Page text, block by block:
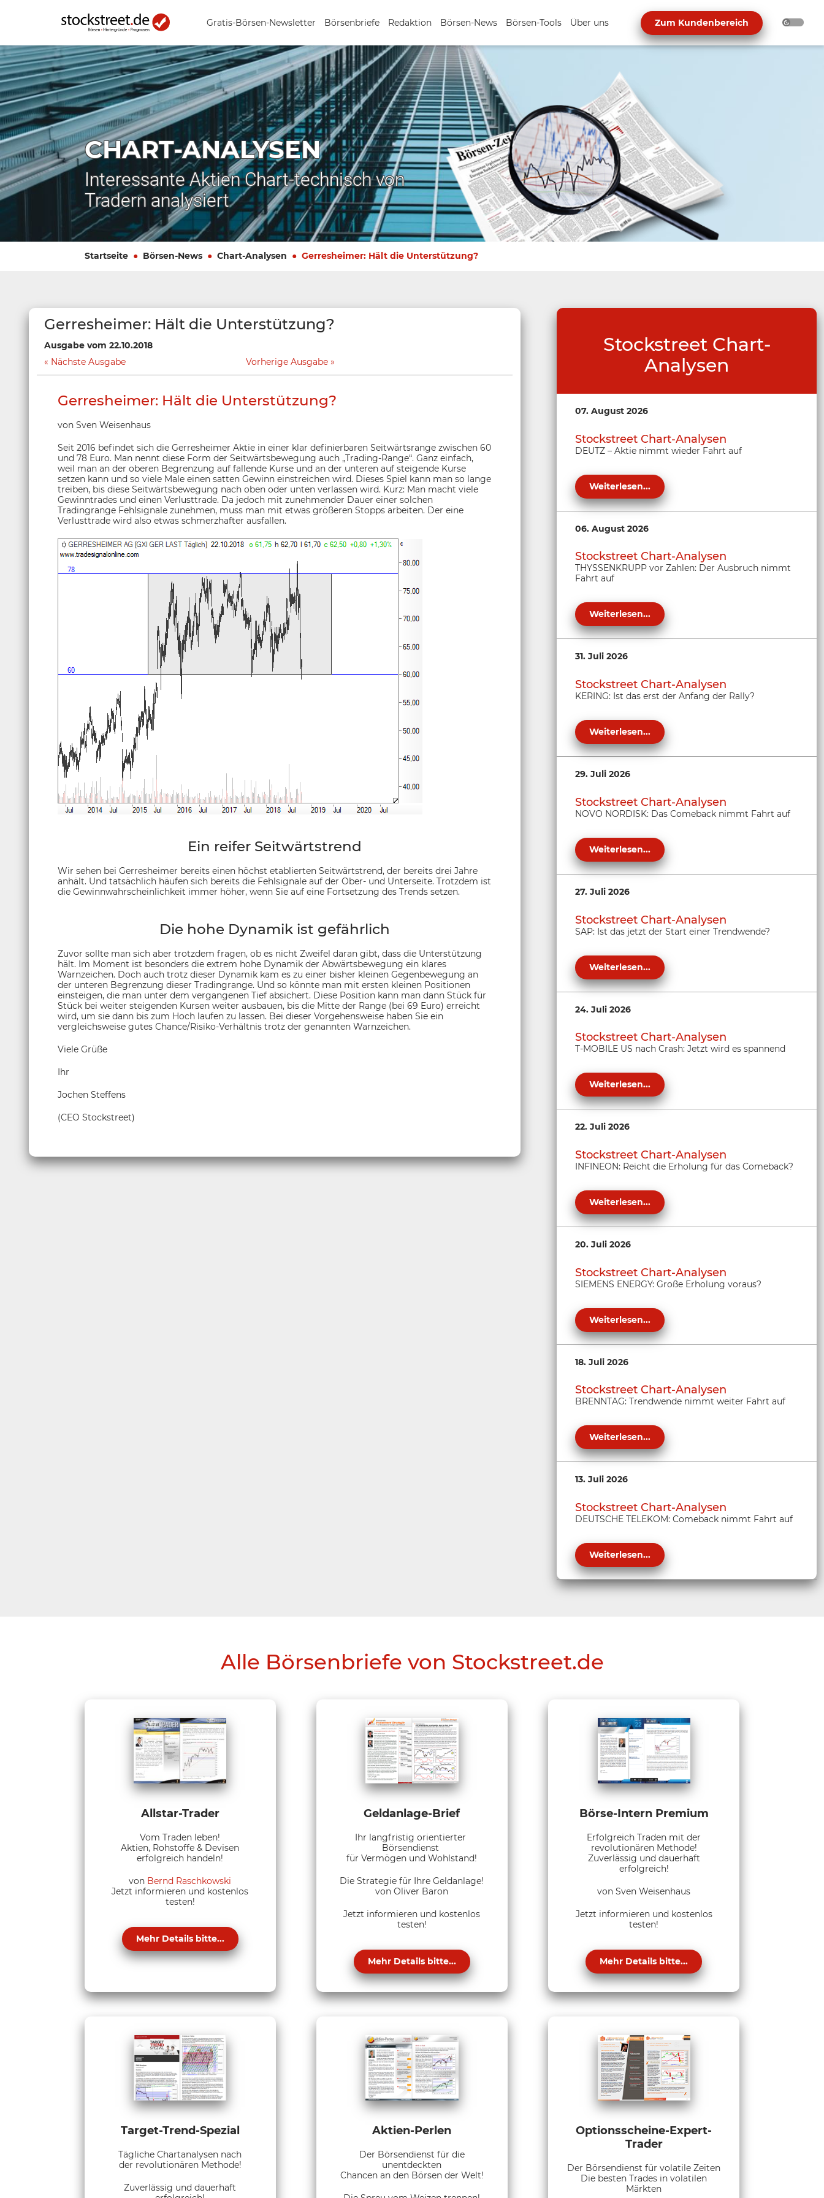
Gratis-Börsen-Newsletter Börsenbriefe Redaktion Börsen-News Börsen-Tools Über uns Zum Kundenbereich
CHART-ANALYSEN
Interessante Aktien Chart-technisch von
Tradern analysiert
Startseite Börsen-News Chart-Analysen Gerresheimer: Hält die Unterstützung?
Gerresheimer: Hält die Unterstützung?
Ausgabe vom 22.10.2018
Nächste Ausgabe
Vorherige Ausgabe
Gerresheimer: Hält die Unterstützung?
von Sven Weisenhaus
Seit 2016 befindet sich die Gerresheimer Aktie in einer klar definierbaren Seitwärtsrange zwischen 60
und 78 Euro. Man nennt diese Form der Seitwärtsbewegung auch „Trading-Range“. Ganz einfach,
weil man an der oberen Begrenzung auf fallende Kurse und an der unteren auf steigende Kurse
setzen kann und so viele Male einen satten Gewinn einstreichen wird. Dieses Spiel kann man so lange
treiben, bis diese Seitwärtsbewegung nach oben oder unten verlassen wird. Kurz: Man macht viele
Gewinntrades und einen Verlusttrade. Da jedoch mit zunehmender Dauer einer solchen
Tradingrange Fehlsignale zunehmen, muss man mit etwas größeren Stopps arbeiten. Der eine
Verlusttrade wird also etwas schmerzhafter ausfallen.
Ein reifer Seitwärtstrend
Wir sehen bei Gerresheimer bereits einen höchst etablierten Seitwärtstrend, der bereits drei Jahre
anhält. Und tatsächlich häufen sich bereits die Fehlsignale auf der Ober- und Unterseite. Trotzdem ist
die Gewinnwahrscheinlichkeit immer höher, wenn Sie auf eine Fortsetzung des Trends setzen.
Die hohe Dynamik ist gefährlich
Zuvor sollte man sich aber trotzdem fragen, ob es nicht Zweifel daran gibt, dass die Unterstützung
hält. Im Moment ist besonders die extrem hohe Dynamik der Abwärtsbewegung ein klares
Warnzeichen. Doch auch trotz dieser Dynamik kam es zu einer bisher kleinen Gegenbewegung an
der unteren Begrenzung dieser Tradingrange. Und so könnte man mit ersten kleinen Positionen
einsteigen, die man unter dem vergangenen Tief absichert. Diese Position kann man dann Stück für
Stück bei weiter steigenden Kursen weiter ausbauen, bis die Mitte der Range (bei 69 Euro) erreicht
wird, um sie dann bis zum Hoch laufen zu lassen. Bei dieser Vorgehensweise haben Sie ein
vergleichsweise gutes Chance/Risiko-Verhältnis trotz der genannten Warnzeichen.
Viele Grüße
Ihr
Jochen Steffens
(CEO Stockstreet)
Stockstreet Chart-
Analysen
07. August 2026
Stockstreet Chart-Analysen
DEUTZ – Aktie nimmt wieder Fahrt auf
Weiterlesen...
06. August 2026
Stockstreet Chart-Analysen
THYSSENKRUPP vor Zahlen: Der Ausbruch nimmt
Fahrt auf
Weiterlesen...
31. Juli 2026
Stockstreet Chart-Analysen
KERING: Ist das erst der Anfang der Rally?
Weiterlesen...
29. Juli 2026
Stockstreet Chart-Analysen
NOVO NORDISK: Das Comeback nimmt Fahrt auf
Weiterlesen...
27. Juli 2026
Stockstreet Chart-Analysen
SAP: Ist das jetzt der Start einer Trendwende?
Weiterlesen...
24. Juli 2026
Stockstreet Chart-Analysen
T-MOBILE US nach Crash: Jetzt wird es spannend
Weiterlesen...
22. Juli 2026
Stockstreet Chart-Analysen
INFINEON: Reicht die Erholung für das Comeback?
Weiterlesen...
20. Juli 2026
Stockstreet Chart-Analysen
SIEMENS ENERGY: Große Erholung voraus?
Weiterlesen...
18. Juli 2026
Stockstreet Chart-Analysen
BRENNTAG: Trendwende nimmt weiter Fahrt auf
Weiterlesen...
13. Juli 2026
Stockstreet Chart-Analysen
DEUTSCHE TELEKOM: Comeback nimmt Fahrt auf
Weiterlesen...
Alle Börsenbriefe von Stockstreet.de
Allstar-Trader
Vom Traden leben!
Aktien, Rohstoffe & Devisen
erfolgreich handeln!
von Bernd Raschkowski
Jetzt informieren und kostenlos
testen!
Mehr Details bitte...
Geldanlage-Brief
Ihr langfristig orientierter
Börsendienst
für Vermögen und Wohlstand!
Die Strategie für Ihre Geldanlage!
von Oliver Baron
Jetzt informieren und kostenlos
testen!
Mehr Details bitte...
Börse-Intern Premium
Erfolgreich Traden mit der
revolutionären Methode!
Zuverlässig und dauerhaft
erfolgreich!
von Sven Weisenhaus
Jetzt informieren und kostenlos
testen!
Mehr Details bitte...
Target-Trend-Spezial
Tägliche Chartanalysen nach
der revolutionären Methode!
Zuverlässig und dauerhaft
Aktien-Perlen
Der Börsendienst für die
unentdeckten
Chancen an den Börsen der Welt!
Optionsscheine-Expert-
Trader
Der Börsendienst für volatile Zeiten
Die besten Trades in volatilen
Märkten